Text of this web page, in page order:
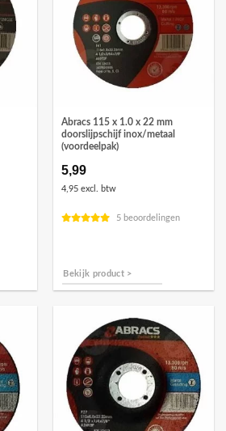
Abracs 115 x 1.0 x 22 mm
doorslijpschijf inox/metaal
(voordeelpak)
5,99
4,95 excl. btw
5 beoordelingen
Bekijk product >